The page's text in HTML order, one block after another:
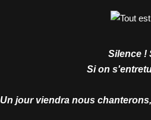
Silence !
Si on
Un jour viendra nous